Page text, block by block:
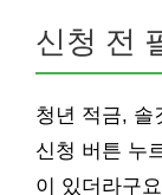
신청 전
청년 적금, 솔
신청 버튼 누
이 있더라구